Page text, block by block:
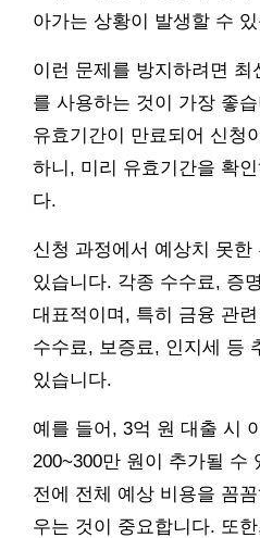
아가는 상황이 발생할 수
이런 문제를 방지하려면 최
를 사용하는 것이 가장 좋
유효기간이 만료되어 신청
하니, 미리 유효기간을 확
다.
신청 과정에서 예상치 못
있습니다. 각종 수수료, 증
대표적이며, 특히 금융 관
수수료, 보증료, 인지세 등
있습니다.
예를 들어, 3억 원 대출 시
200~300만 원이 추가될 수
전에 전체 예상 비용을 꼼
우는 것이 중요합니다. 또